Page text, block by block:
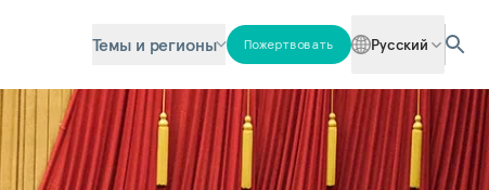
Темы и регионы Пожертвовать Русский